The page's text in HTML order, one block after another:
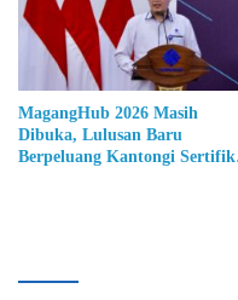
MagangHub 2026 Masih
Dibuka, Lulusan Baru
Berpeluang Kantongi